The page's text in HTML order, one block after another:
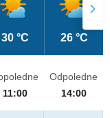
30 °C 26 °C
11:00
Odpoledne
14:00